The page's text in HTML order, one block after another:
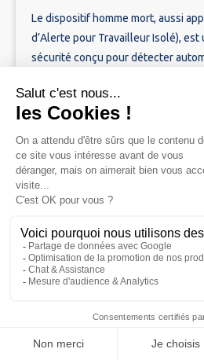
Le dispositif homme mort, aussi
d’Alerte pour Travailleur Isolé), est
sécurité conçu pour détecter
une immobilité anormale ou une
DATI dédié ou